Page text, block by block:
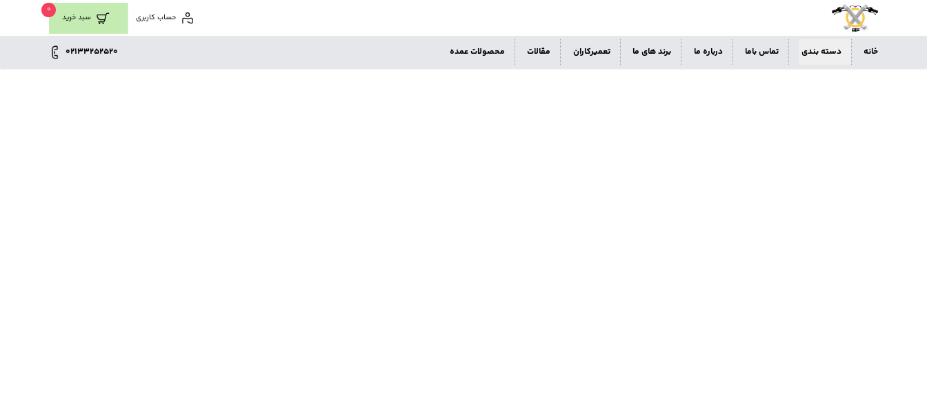
سبد خرید
0
حساب کاربری
خانه دسته بندی تماس باما درباره ما برند های ما تعمیرکاران مقالات محصولات عمده 02133252520